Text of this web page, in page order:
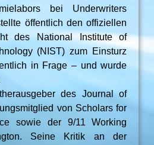
bei Underwriters
öffentlich den offiziellen
des National Institute of
(NIST) zum Einsturz
in Frage – und wurde
des Journal of
von Scholars for
sowie der 9/11 Working
Seine Kritik an der